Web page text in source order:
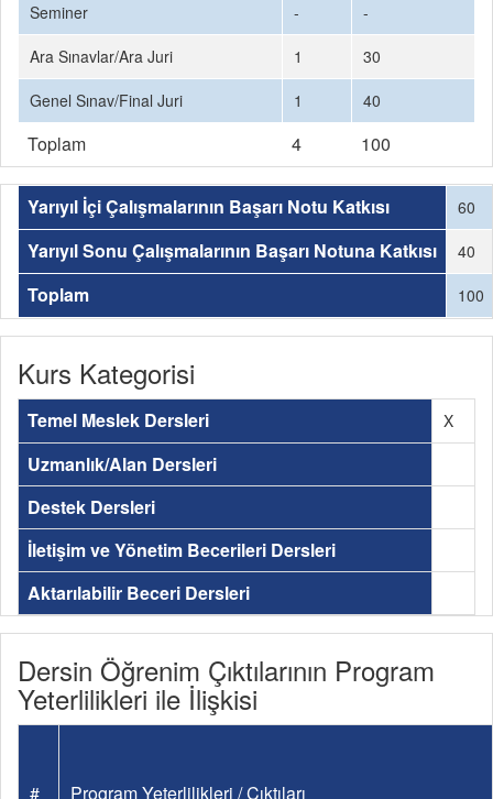
Seminer
-
-
Ara Sınavlar/Ara Juri
1
30
Genel Sınav/Final Juri
1 40
Toplam 4 100
Yarıyıl İçi Çalışmalarının Başarı Notu Katkısı 60
Yarıyıl Sonu Çalışmalarının Başarı Notuna Katkısı 40
Toplam 100
Kurs Kategorisi
Temel Meslek Dersleri X
Uzmanlık/Alan Dersleri
Destek Dersleri
İletişim ve Yönetim Becerileri Dersleri
Aktarılabilir Beceri Dersleri
Dersin Öğrenim Çıktılarının Program
Yeterlilikleri ile İlişkisi
# Program Yeterlilikleri / Çıktıları